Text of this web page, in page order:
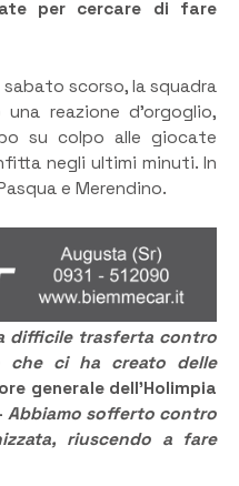
per cercare di fare
scorso, la squadra
reazione d’orgoglio,
su colpo alle giocate
negli ultimi minuti. In
e Merendino.
difficile trasferta contro
che ci ha creato delle
generale dell’Holimpia
Abbiamo sofferto contro
riuscendo a fare